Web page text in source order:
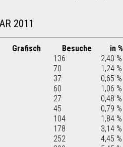
2011
Grafisch Besuche in %
136
2,40 %
70
1,24 %
37
0,65 %
60
1,06 %
27
0,48 %
45
0,79 %
104
1,84 %
178
3,14 %
252
4,45 %